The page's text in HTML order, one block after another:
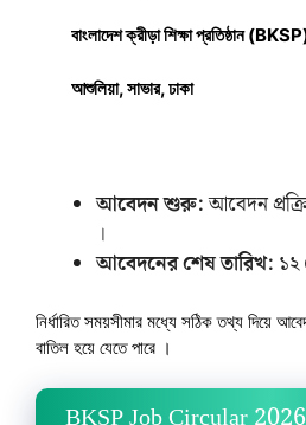
বাংলাদেশ ক্রীড়া শিক্ষা প্রতিষ্ঠান
আশুলিয়া, সাভার, ঢাকা
আবেদন শুরু:আবেদন
।
আবেদনের শেষ তারিখ: ১২
নির্ধারিত সময়সীমার মধ্যে সঠিক তথ্য দিয়ে
বাতিল হয়ে যেতে পারে ।
BKSP Job Circular